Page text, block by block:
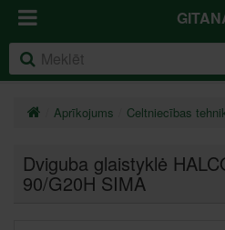
Aprīkojums Celtniecības
Dviguba glaistyklė
90/G20H SIMA